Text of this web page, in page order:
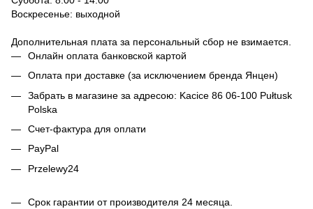
Воскресенье: выходной
Дополнительная плата за персональный сбор не взимается.
Онлайн оплата банковской картой
Оплата при доставке (за исключением бренда Янцен)
Забрать в магазине за адресою: Kacice 86 06-100 Pułtusk
Polska
Счет-фактура для оплати
PayPal
Przelewy24
Срок гарантии от производителя 24 месяца.